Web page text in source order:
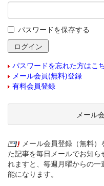
パスワードを保存する
パスワードを忘れた方はこ
メール会員(無料)登録
有料会員登録
メール
メール会員登録（無料
た記事を毎日メールでお知
れますと、毎週月曜からの
能になります。